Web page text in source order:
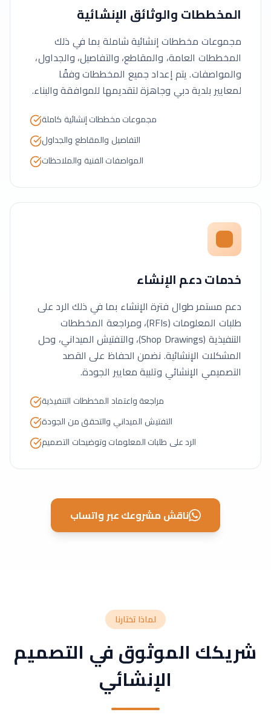
المخططات والوثائق الإنشائية
مجموعات مخططات إنشائية شاملة بما في ذلك
المخططات العامة، والمقاطع، والتفاصيل، والجداول،
والمواصفات. يتم إعداد جميع المخططات وفقًا
لمعايير بلدية دبي وجاهزة لتقديمها للموافقة والبناء.
مجموعات مخططات إنشائية كاملة
التفاصيل والمقاطع والجداول
المواصفات الفنية والملاحظات
خدمات دعم الإنشاء
دعم مستمر طوال فترة الإنشاء بما في ذلك الرد على
طلبات المعلومات (RFIs)، ومراجعة المخططات
التنفيذية (Shop Drawings)، والتفتيش الميداني، وحل
المشكلات الإنشائية. نضمن الحفاظ على القصد
التصميمي الإنشائي وتلبية معايير الجودة.
مراجعة واعتماد المخططات التنفيذية
التفتيش الميداني والتحقق من الجودة
الرد على طلبات المعلومات وتوضيحات التصميم
ناقش مشروعك عبر واتساب
لماذا تختارنا
شريكك الموثوق في التصميم
الإنشائي